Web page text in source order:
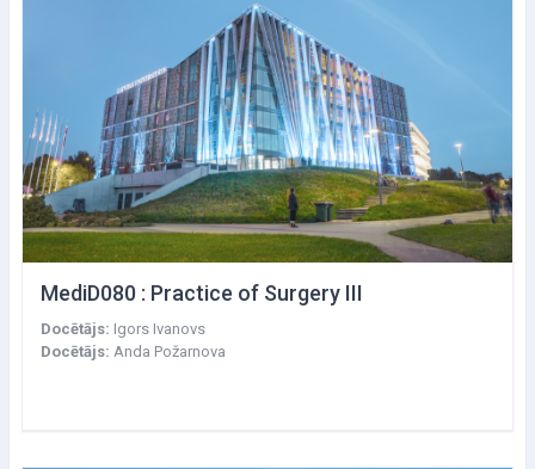
MediD080 : Practice of Surgery III
Docētājs: Igors Ivanovs
Docētājs: Anda Požarnova